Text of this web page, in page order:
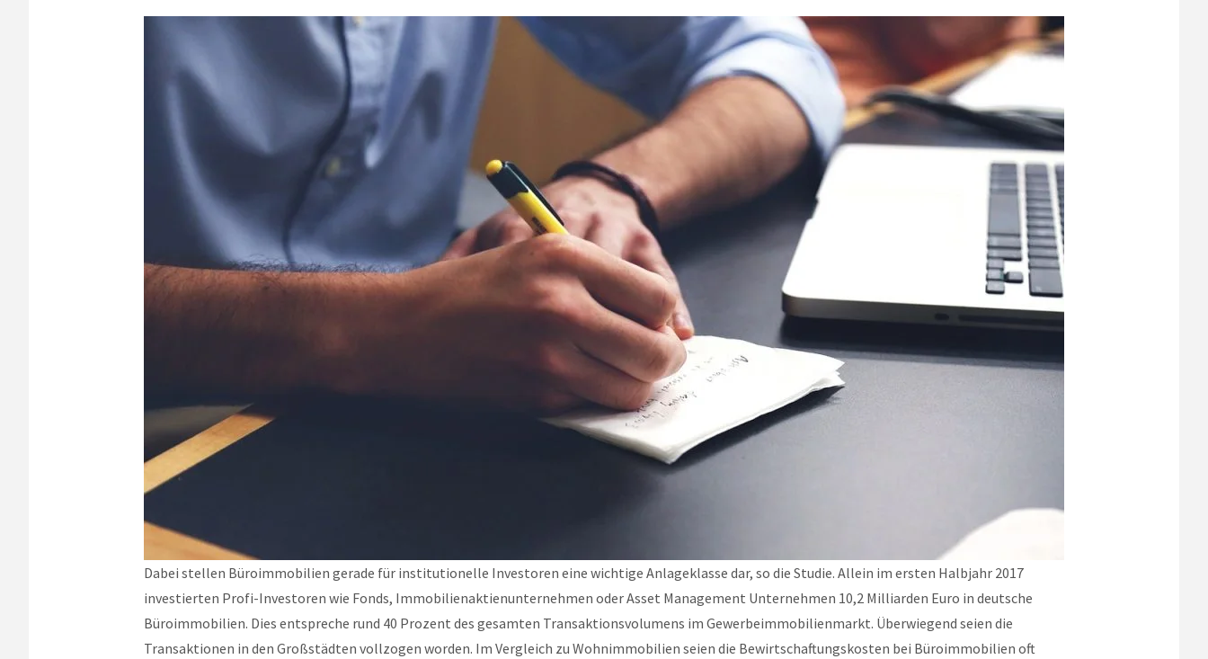
Dabei stellen Büroimmobilien gerade für institutionelle Investoren eine wichtige Anlageklasse dar, so die Studie. Allein im ersten Halbjahr 2017
investierten Profi-Investoren wie Fonds, Immobilienaktienunternehmen oder Asset Management Unternehmen 10,2 Milliarden Euro in deutsche
Büroimmobilien. Dies entspreche rund 40 Prozent des gesamten Transaktionsvolumens im Gewerbeimmobilienmarkt. Überwiegend seien die
Transaktionen in den Großstädten vollzogen worden. Im Vergleich zu Wohnimmobilien seien die Bewirtschaftungskosten bei Büroimmobilien oft